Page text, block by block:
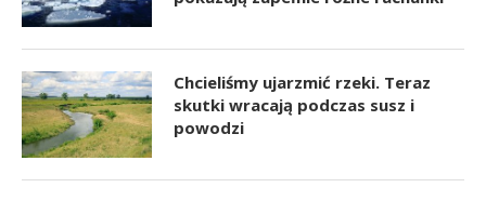
Chcieliśmy ujarzmić rzeki. Teraz
skutki wracają podczas susz i
powodzi